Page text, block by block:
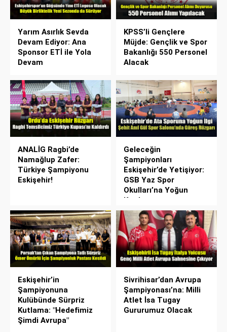
Yarım Asırlık Sevda
Devam Ediyor: Ana
Sponsor ETİ ile Yola
Devam
KPSS’li Gençlere
Müjde: Gençlik ve Spor
Bakanlığı 550 Personel
Alacak
ANALİG Ragbi’de
Namağlup Zafer:
Türkiye Şampiyonu
Eskişehir!
Geleceğin
Şampiyonları
Eskişehir’de Yetişiyor:
GSB Yaz Spor
Okulları’na Yoğun
Katılım
Eskişehir’in
Şampiyonuna
Kulübünde Sürpriz
Kutlama: "Hedefimiz
Şimdi Avrupa"
Sivrihisar’dan Avrupa
Şampiyonası’na: Milli
Atlet İsa Tugay
Gururumuz Olacak